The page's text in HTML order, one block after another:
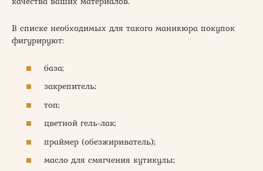
В списке необходимых для такого маникюра покупок
фигурируют:
база;
закрепитель;
топ;
цветной гель-лак;
праймер (обезжириватель);
масло для смягчения кутикулы;